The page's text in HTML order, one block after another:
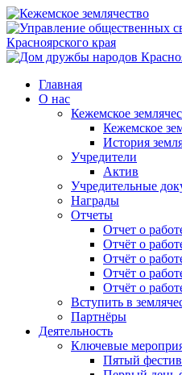
Главная
О нас
Кежемское
Кежемское
История
Учредители
Актив
Учредительные
Награды
Отчеты
Отчет о
Отчёт о
Отчёт о
Отчёт о
Отчёт о
Вступить в
Партнёры
Деятельность
Ключевые
Пятый